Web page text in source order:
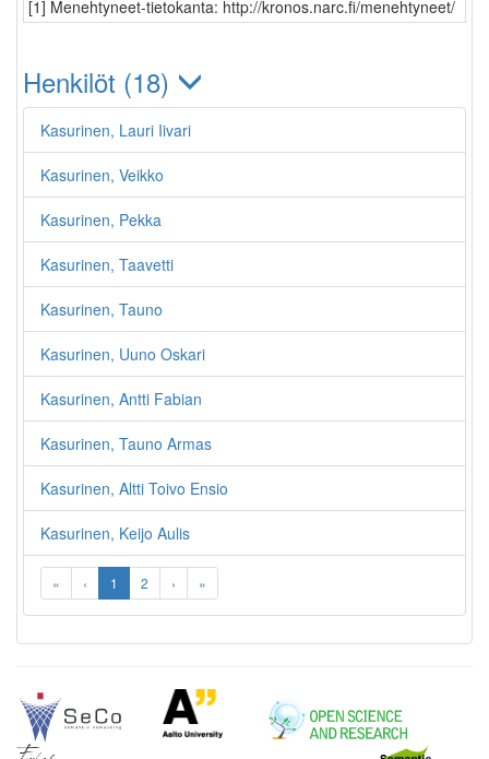
[1] Menehtyneet-tietokanta: http://kronos.narc.fi/menehtyneet/
Henkilöt (18)
Kasurinen, Lauri Iivari
Kasurinen, Veikko
Kasurinen, Pekka
Kasurinen, Taavetti
Kasurinen, Tauno
Kasurinen, Uuno Oskari
Kasurinen, Antti Fabian
Kasurinen, Tauno Armas
Kasurinen, Altti Toivo Ensio
Kasurinen, Keijo Aulis
« ‹ 1 2 › »